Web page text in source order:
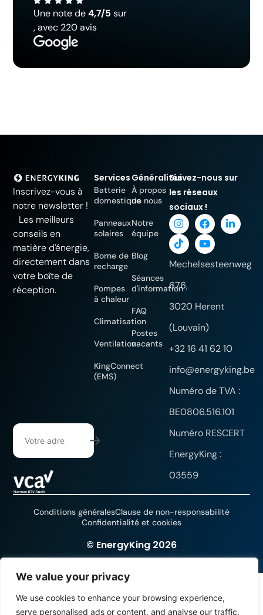
We value your privacy
We use cookies to enhance your browsing experience,
serve personalised ads or content, and analyse our traffic.
Une note de4,7/5 sur
, avec 220 avis
Inscrivez-vous à
notre newsletter !
Les meilleurs
conseils en
matière d'énergie,
directement dans
votre boîte de
réception.
Services
Batterie
domestique
Panneaux
solaires
Borne de
recharge
Pompes
à chaleur
Climatisation
Ventilation
KingConnect
(EMS)
Généralités
À propos
de nous
Notre
équipe
Blog
Séances
d'information
FAQ
Postes
vacants
Suivez-nous sur
les réseaux
sociaux !
Mechelsesteenweg
676,
3020 Herent
(Louvain)
+32 16 41 62 10
info@energyking.be
Numéro de TVA :
BE0806.516.101
Numéro RESCERT
EnergyKing :
03559
© EnergyKing 2026
Conditions généralesClause de non-responsabilité
Confidentialité et cookies